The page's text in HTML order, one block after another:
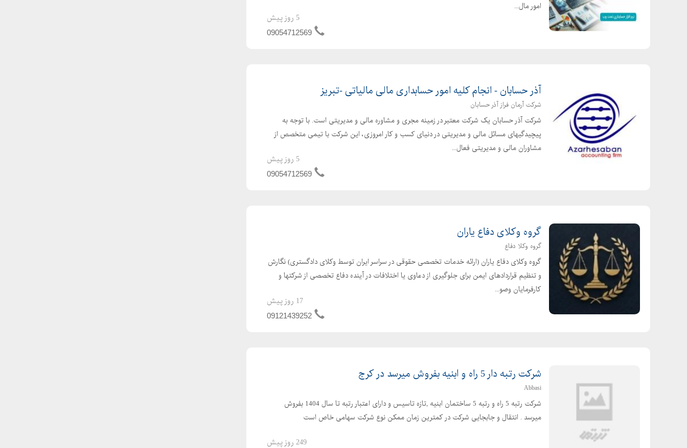
امور مال...
5 روز پیش
09054712569
آذر حسابان - انجام کلیه امور حسابداری مالی مالیاتی -تبریز
شرکت آرمان فراز آذر حسابان
شرکت آذر حسابان یک شرکت معتبر در زمینه مجری و مشاوره مالی و مدیریتی است. با توجه به
پیچیدگیهای مسائل مالی و مدیریتی در دنیای کسب و کار امروزی، این شرکت با تیمی متخصص از
مشاوران مالی و مدیریتی فعال...
5 روز پیش
09054712569
گروه وکلای دفاع یاران
گروه وکلا دفاع
گروه وکلای دفاع یاران (ارائه خدمات تخصصی حقوقی در سراسر ایران توسط وکلای دادگستری) نگارش
و تنظیم قراردادهای ایمن برای جلوگیری از دعاوی یا اختلافات در آینده دفاع تخصصی از شرکتها و
کارفرمایان وصو...
17 روز پیش
09121439252
شرکت رتبه دار 5 راه و ابنیه بفروش میرسد در کرج
Abbasi
شرکت رتبه 5 راه و رتبه 5 ساختمان ابنیه ,تازه تاسیس و دارای اعتبار رتبه تا سال 1404 بفروش
میرسد . انتقال و جابجایی شرکت در کمترین زمان ممکن نوع شرکت سهامی خاص است
249 روز پیش